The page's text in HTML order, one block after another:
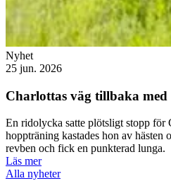
Nyhet
25 jun. 2026
Charlottas väg tillbaka
En ridolycka satte plötsligt stopp för
hoppträning kastades hon av hästen
revben och fick en punkterad lunga.
Läs mer
Alla nyheter